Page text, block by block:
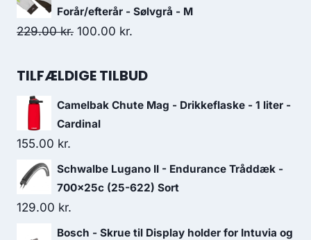
was:
499.00 kr..
is:
Forår/efterår - Sølvgrå - M
229.00kr. Original
was:
100.00 kr.
is:
TILFÆLDIGE TILBUD
Camelbak Chute Mag - Drikkeflaske - 1 liter -
Cardinal
155.00 kr.
Schwalbe Lugano II - Endurance Tråddæk -
700x25c (25-622) Sort
129.00 kr.
Bosch - Skrue til Display holder for Intuvia og